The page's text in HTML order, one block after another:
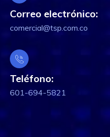
Correo electrónico:
comercial@tsp.com.co
Teléfono:
601-694-5821